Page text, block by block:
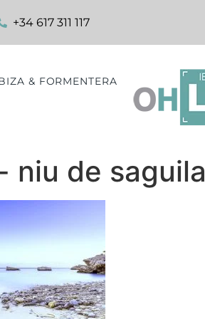
+34 617 311 117
& FORMENTERA
niu de saguila